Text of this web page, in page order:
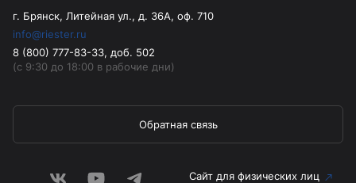
г. Брянск, Литейная ул., д. 36А, оф. 710
info@riester.ru
8 (800) 777-83-33, доб. 502
(с 9:30 до 18:00 в рабочие дни)
Обратная связь
Сайт для физических лиц